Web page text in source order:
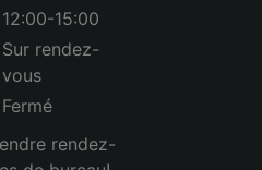
12:00-15:00
Sur rendez-
vous
Fermé
rendez-